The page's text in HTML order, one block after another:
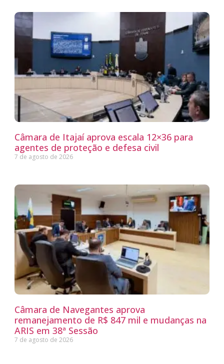
Câmara de Itajaí aprova escala 12×36 para
agentes de proteção e defesa civil
7 de agosto de 2026
Câmara de Navegantes aprova
remanejamento de R$ 847 mil e mudanças na
ARIS em 38ª Sessão
7 de agosto de 2026